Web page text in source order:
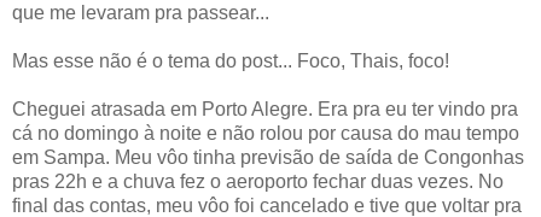
que me levaram pra passear...
Mas esse não é o tema do post... Foco, Thais, foco!
Cheguei atrasada em Porto Alegre. Era pra eu ter vindo pra
cá no domingo à noite e não rolou por causa do mau tempo
em Sampa. Meu vôo tinha previsão de saída de Congonhas
pras 22h e a chuva fez o aeroporto fechar duas vezes. No
final das contas, meu vôo foi cancelado e tive que voltar pra